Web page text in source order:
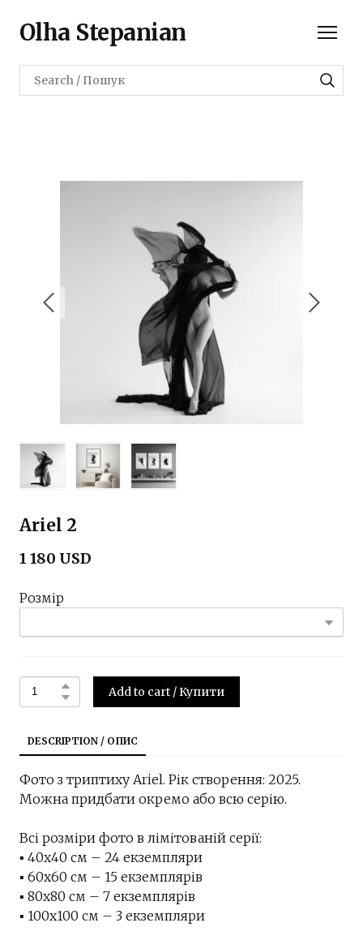
Olha Stepanian
Ariel 2
1 180 USD
Розмір
Add to cart / Купити
DESCRIPTION / ОПИС
Фото з триптиху Ariel. Рік створення: 2025.
Можна придбати окремо або всю серію.
Всі розміри фото в лімітованій серії:
▪︎ 40х40 см – 24 екземпляри
▪︎ 60х60 см – 15 екземплярів
▪︎ 80х80 см – 7 екземплярів
▪︎ 100х100 см – 3 екземпляри